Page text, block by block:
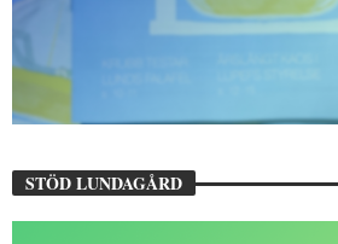
STÖD LUNDAGÅRD